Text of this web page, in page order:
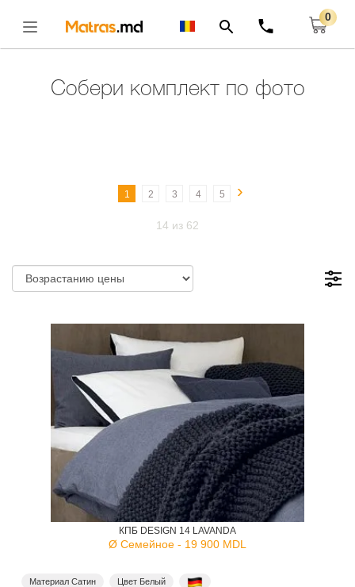
0
Cобери комплект по фото
1 2 3 4 5 ›
14 из 62
КПБ DESIGN 14 LAVANDA
Ø Семейное - 19 900 MDL
Материал Сатин Цвет Белый